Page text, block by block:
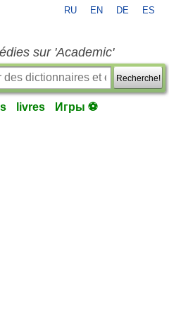
RU EN DE ES
sur 'Academic'
Recherche!
livres Игры ⚽